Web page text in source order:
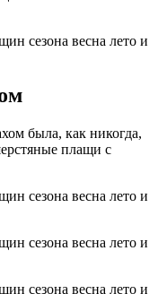
была, как никогда,
плащи с